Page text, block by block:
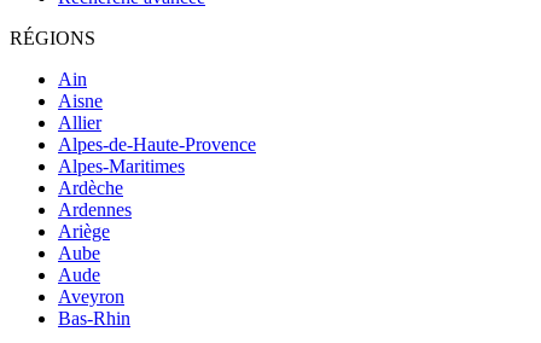
RÉGIONS
Ain
Aisne
Allier
Alpes-de-Haute-Provence
Alpes-Maritimes
Ardèche
Ardennes
Ariège
Aube
Aude
Aveyron
Bas-Rhin